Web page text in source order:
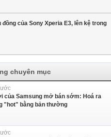
đồng của Sony Xperia E3, lên kệ trong
chuyên mục
của Samsung mở bán sớm: Hoá ra
"hot" bằng bản thường